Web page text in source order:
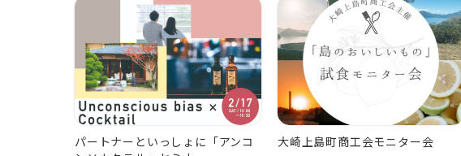
パートナーといっしょに「アンコ
大崎上島町商工会モニター会